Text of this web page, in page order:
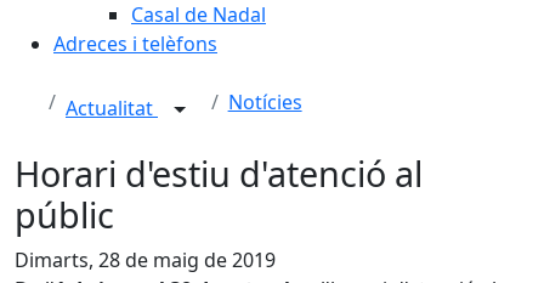
Casal de Nadal
Adreces i telèfons
Actualitat Notícies
Horari d'estiu d'atenció al
públic
Dimarts, 28 de maig de 2019